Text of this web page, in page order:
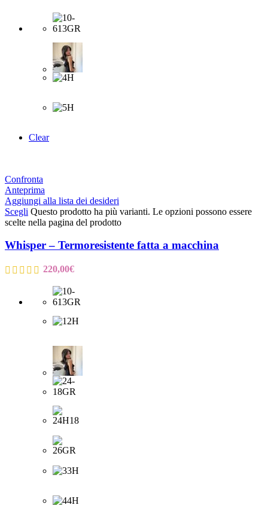
Clear
Confronta
Anteprima
Aggiungi alla lista dei desideri
Scegli Questo prodotto ha più varianti. Le opzioni possono essere
scelte nella pagina del prodotto
Whisper – Termoresistente fatta a macchina
220,00€